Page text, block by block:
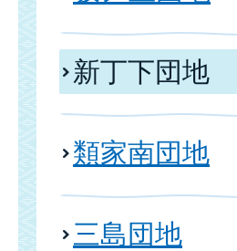
新丁下団地
類家南団地
三島団地